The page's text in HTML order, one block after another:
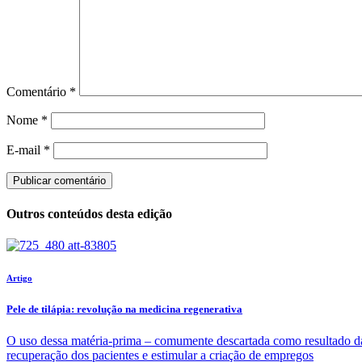
Comentário *
Nome *
E-mail *
Outros conteúdos desta edição
Artigo
Pele de tilápia: revolução na medicina regenerativa
O uso dessa matéria-prima – comumente descartada como
recuperação dos pacientes e estimular a criação de empregos